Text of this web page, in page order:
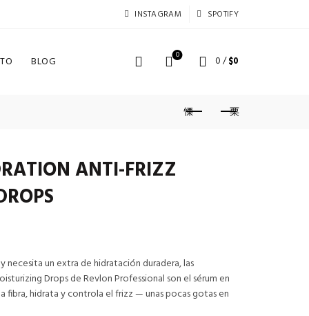
INSTAGRAM SPOTIFY
BLOG 0 0/$0
ANTI-FRIZZ
necesita un extra de hidratación duradera, las
Drops de Revlon Professional son el sérum en
fibra, hidrata y controla el frizz — unas pocas gotas en